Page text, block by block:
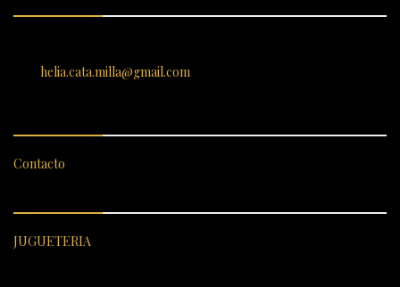
helia.cata.milla@gmail.com
Contacto
JUGUETERIA